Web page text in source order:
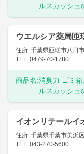
ルスカッシュ
ウエルシア薬局匝
住所: 千葉県匝瑳市八日
TEL: 0479-70-1780
商品名:消臭力 ゴミ
ルスカッシュ
イオンリテールイ
住所: 千葉県千葉市美浜
TEL: 043-270-5600